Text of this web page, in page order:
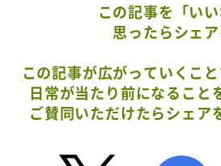
この記事を「い
思ったらシェア
この記事が広がっていくこ
日常が当たり前になること
ご賛同いただけたらシェア